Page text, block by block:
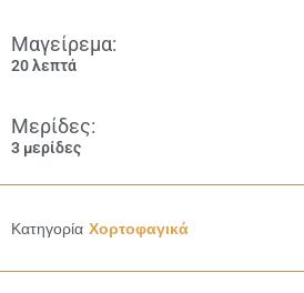
Μαγείρεμα:
20 λεπτά
Μερίδες:
3 μερίδες
Κατηγορία Χορτοφαγικά